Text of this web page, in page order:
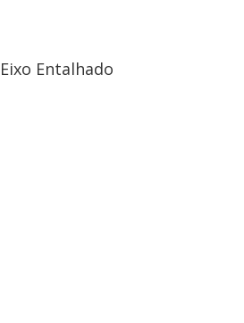
Eixo Entalhado